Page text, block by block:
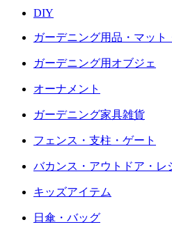
DIY
ガーデニング用品・マット
ガーデニング用オブジェ
オーナメント
ガーデニング家具雑貨
フェンス・支柱・ゲート
バカンス・アウトドア・レ
キッズアイテム
日傘・バッグ